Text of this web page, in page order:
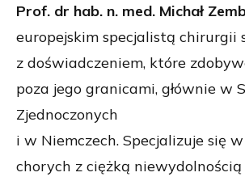
Prof. dr hab. n. med. Michał
europejskim specjalistą chirurgii
z doświadczeniem, które
poza jego granicami, głównie w
Zjednoczonych
i w Niemczech. Specjalizuje się
chorych z ciężką niewydolnością